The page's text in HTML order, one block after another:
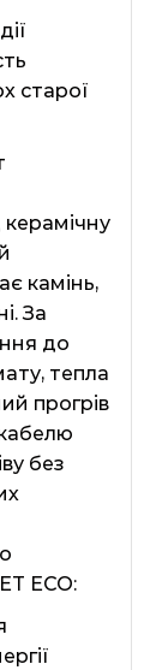
старої
керамічну
камінь,
За
до
тепла
прогрів
без
ЕТ ЕСО: